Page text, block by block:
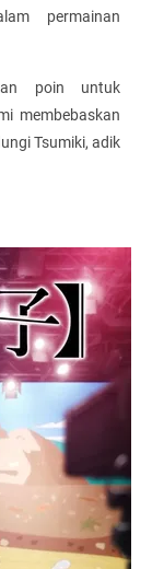
permainan
poin untuk
membebaskan
Tsumiki, adik